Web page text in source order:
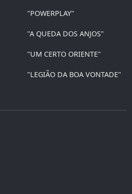
"POWERPLAY"
"A QUEDA DOS ANJOS"
"UM CERTO ORIENTE"
"LEGIÃO DA BOA VONTADE"